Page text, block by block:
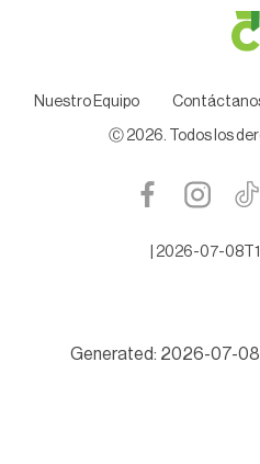
Nuestro Equipo
Ⓒ 2026. Todos los
2026-07-
Generated: 2026-07-